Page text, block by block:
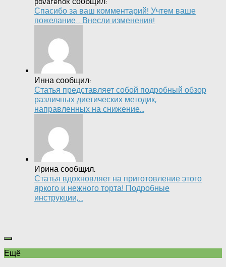
Спасибо за ваш комментарий! Учтем ваше
пожелание... Внесли изменения!
Инна сообщил:
Статья представляет собой подробный обзор
различных диетических методик,
направленных на снижение...
Ирина сообщил:
Статья вдохновляет на приготовление этого
яркого и нежного торта! Подробные
инструкции,...
Ещё